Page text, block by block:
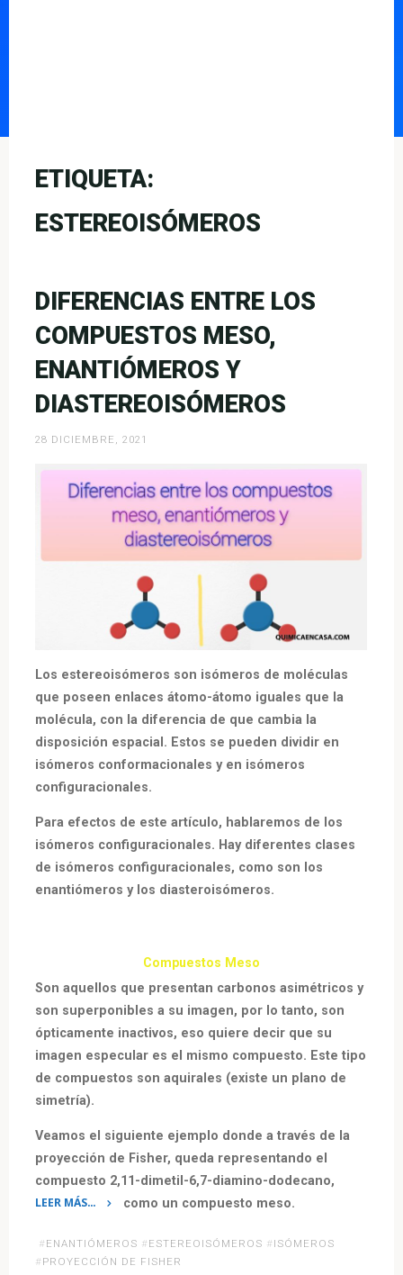
ETIQUETA:
ESTEREOISÓMEROS
DIFERENCIAS ENTRE LOS
COMPUESTOS MESO,
ENANTIÓMEROS Y
DIASTEREOISÓMEROS
28 DICIEMBRE, 2021
Los estereoisómeros son isómeros de moléculas
que poseen enlaces átomo-átomo iguales que la
molécula, con la diferencia de que cambia la
disposición espacial. Estos se pueden dividir en
isómeros conformacionales y en isómeros
configuracionales.
Para efectos de este artículo, hablaremos de los
isómeros configuracionales. Hay diferentes clases
de isómeros configuracionales, como son los
enantiómeros y los diasteroisómeros.
Compuestos Meso
Son aquellos que presentan carbonos asimétricos y
son superponibles a su imagen, por lo tanto, son
ópticamente inactivos, eso quiere decir que su
imagen especular es el mismo compuesto. Este tipo
de compuestos son aquirales (existe un plano de
simetría).
Veamos el siguiente ejemplo donde a través de la
proyección de Fisher, queda representando el
compuesto 2,11-dimetil-6,7-diamino-dodecano,
como un compuesto meso.
LEER MÁS…
entre
los
# ENANTIÓMEROS # ESTEREOISÓMEROS # ISÓMEROS
# PROYECCIÓN DE FISHER